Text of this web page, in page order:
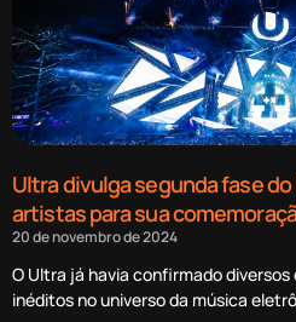
Ultra divulga segunda fase
artistas para sua
20 de novembro de 2024
O Ultra já havia confirmado
inéditos no universo da música